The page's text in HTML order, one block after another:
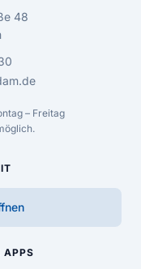
48
– Freitag
APPS